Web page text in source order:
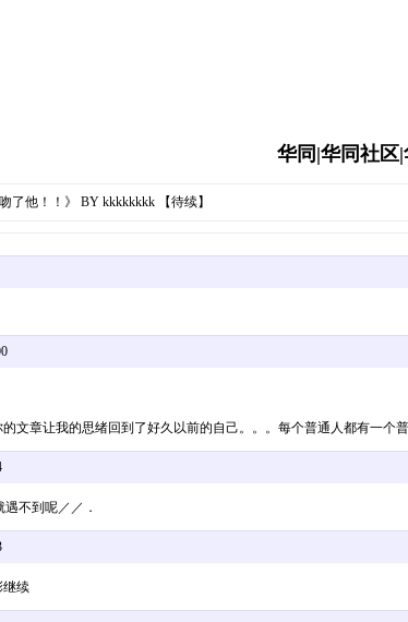
华同|华同社区
了他！！》 BY kkkkkkkk 【待续】
文章让我的思绪回到了好久以前的自己。。。每个普通人都有一个
不到呢／／．
继续